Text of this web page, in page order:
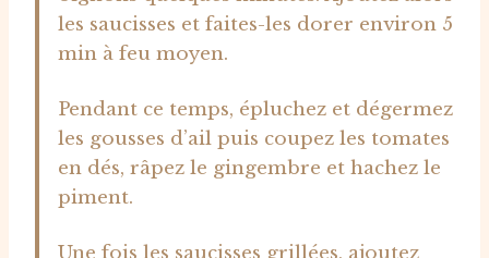
les saucisses et faites-les dorer environ 5
min à feu moyen.
Pendant ce temps, épluchez et dégermez
les gousses d’ail puis coupez les tomates
en dés, râpez le gingembre et hachez le
piment.
Une fois les saucisses grillées, ajoutez